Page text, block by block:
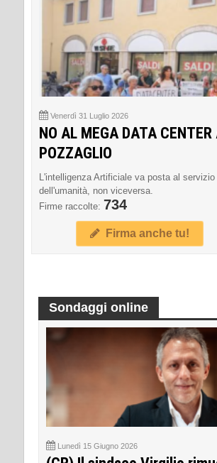
Venerdì 31 Luglio 2026
NO AL MEGA DATA CENTER
POZZAGLIO
L'intelligenza Artificiale va posta al servizio
dell'umanità, non viceversa.
Firme raccolte: 734
Firma anche tu!
Sondaggi online
Lunedì 15 Giugno 2026